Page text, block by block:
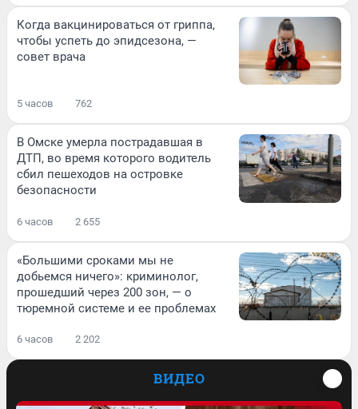
Когда вакцинироваться от гриппа,
чтобы успеть до эпидсезона, —
совет врача
5 часов 762
В Омске умерла пострадавшая в
ДТП, во время которого водитель
сбил пешеходов на островке
безопасности
6 часов 2 655
«Большими сроками мы не
добьемся ничего»: криминолог,
прошедший через 200 зон, — о
тюремной системе и ее проблемах
6 часов 2 202
ВИДЕО